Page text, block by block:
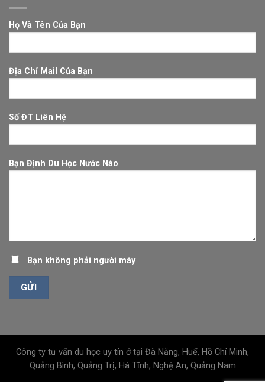
Họ Và Tên Của Bạn
Địa Chỉ Mail Của Bạn
Số ĐT Liên Hệ
Bạn Định Du Học Nước Nào
Bạn không phải người máy
Công ty tư vấn du học uy tín ở tại Đà Nẵng, Huế, Hồ Chí Minh,
Quảng Bình, Quảng Trị, Hà Tĩnh, Nghệ An, Quảng Nam